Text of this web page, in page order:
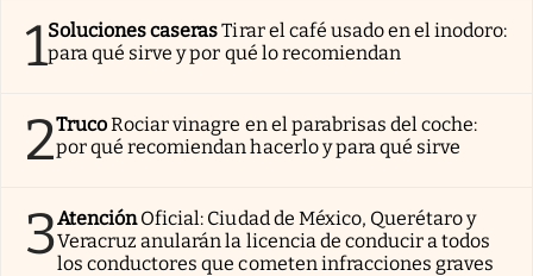
1Soluciones caserasTirar el café usado en el inodoro:
para qué sirve y por qué lo recomiendan
2TrucoRociar vinagre en el parabrisas del coche:
por qué recomiendan hacerlo y para qué sirve
3AtenciónOficial: Ciudad de México, Querétaro y
Veracruz anularán la licencia de conducir a todos
los conductores que cometen infracciones graves